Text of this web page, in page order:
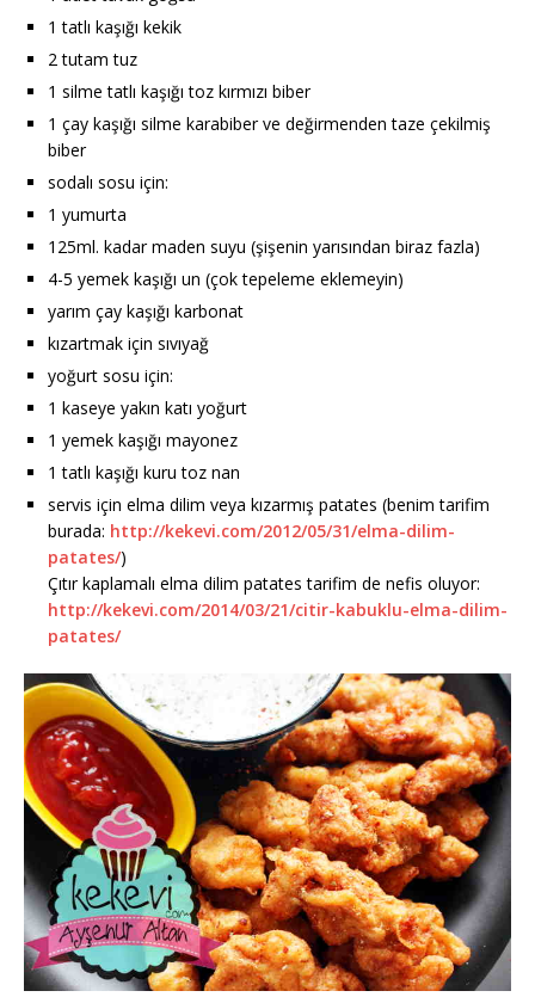
1 tatlı kaşığı kekik
2 tutam tuz
1 silme tatlı kaşığı toz kırmızı biber
1 çay kaşığı silme karabiber ve değirmenden taze çekilmiş
biber
sodalı sosu için:
1 yumurta
125ml. kadar maden suyu (şişenin yarısından biraz fazla)
4-5 yemek kaşığı un (çok tepeleme eklemeyin)
yarım çay kaşığı karbonat
kızartmak için sıvıyağ
yoğurt sosu için:
1 kaseye yakın katı yoğurt
1 yemek kaşığı mayonez
1 tatlı kaşığı kuru toz nan
servis için elma dilim veya kızarmış patates (benim tarifim
burada: http://kekevi.com/2012/05/31/elma-dilim-
patates/)
Çıtır kaplamalı elma dilim patates tarifim de nefis oluyor:
http://kekevi.com/2014/03/21/citir-kabuklu-elma-dilim-
patates/